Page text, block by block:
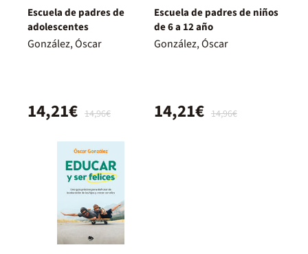
Escuela de padres de
adolescentes
González, Óscar
14,96€
14,21€
Escuela de padres de niños
de 6 a 12 año
González, Óscar
14,96€
14,21€